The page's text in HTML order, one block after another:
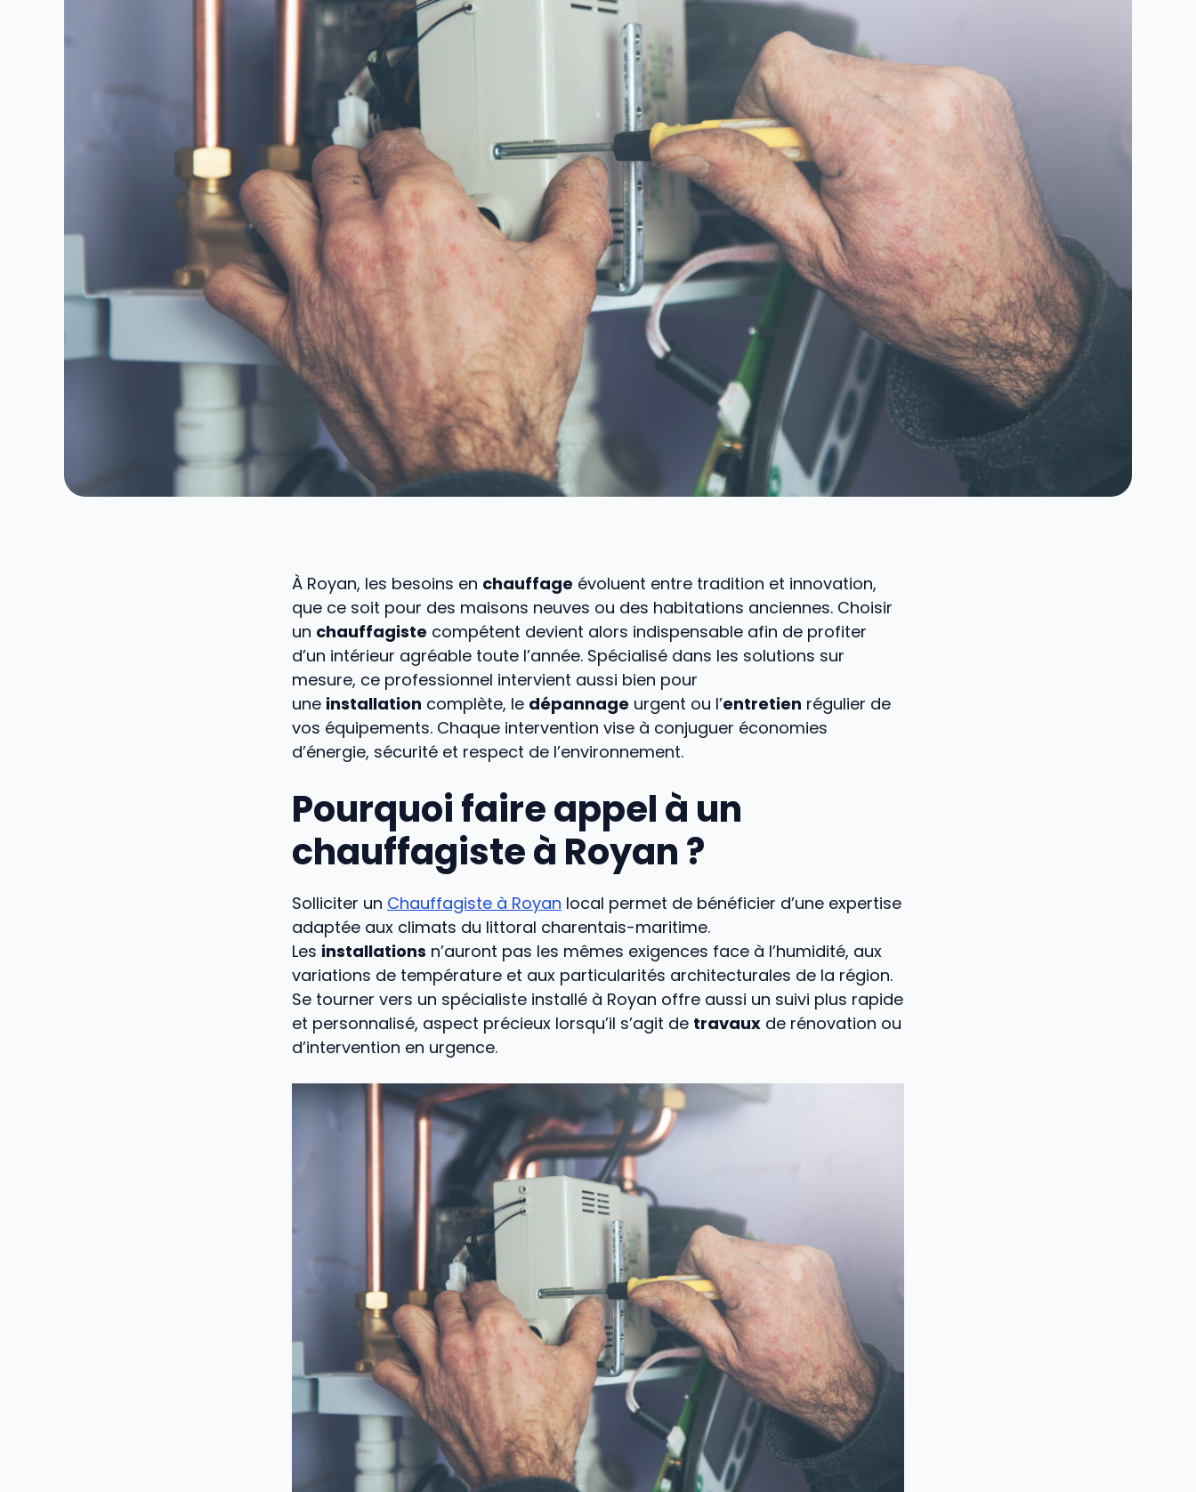
À Royan, les besoins en chauffage évoluent entre tradition et innovation,
que ce soit pour des maisons neuves ou des habitations anciennes. Choisir
un chauffagiste compétent devient alors indispensable afin de profiter
d’un intérieur agréable toute l’année. Spécialisé dans les solutions sur
mesure, ce professionnel intervient aussi bien pour
une installation complète, le dépannage urgent ou l’entretien régulier de
vos équipements. Chaque intervention vise à conjuguer économies
d’énergie, sécurité et respect de l’environnement.
Pourquoi faire appel à un
chauffagiste à Royan ?
Solliciter un Chauffagiste à Royan local permet de bénéficier d’une expertise
adaptée aux climats du littoral charentais-maritime.
Les installations n’auront pas les mêmes exigences face à l’humidité, aux
variations de température et aux particularités architecturales de la région.
Se tourner vers un spécialiste installé à Royan offre aussi un suivi plus rapide
et personnalisé, aspect précieux lorsqu’il s’agit de travaux de rénovation ou
d’intervention en urgence.